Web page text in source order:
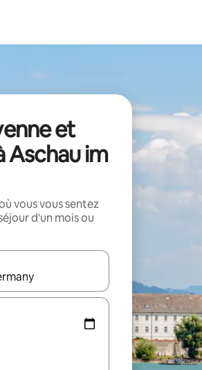
et
Aschau im
vous vous sentez
d'un mois ou
utilisez les flèches vers le haut et vers